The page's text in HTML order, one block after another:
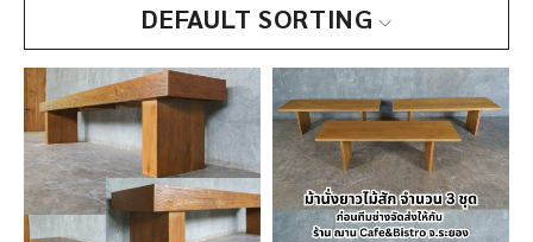
DEFAULT SORTING